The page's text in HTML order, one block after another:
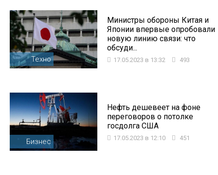
Техно
Министры обороны Китая и
Японии впервые опробовали
новую линию связи: что
обсуди...
17.05.2023 в 13:32 493
Бизнес
Нефть дешевеет на фоне
переговоров о потолке
госдолга США
17.05.2023 в 12:10 451